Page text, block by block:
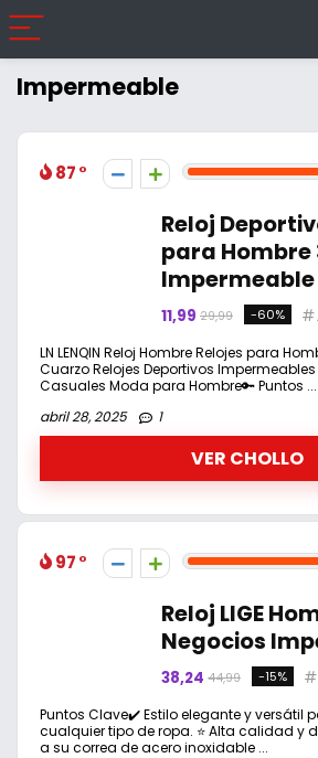
Impermeable
87
Reloj
para Hombre
Impermeable
11,99 29,99 -60%
LN LENQIN Reloj Hombre Relojes para
Cuarzo Relojes Deportivos Impermeables
Casuales Moda para Hombre🔑 Puntos ...
abril 28, 2025
1
VER CHOLLO
97
Reloj LIGE
Negocios
38,24 44,99 -15%
Puntos Clave✔️ Estilo elegante y versátil
cualquier tipo de ropa. ⭐ Alta calidad y
a su correa de acero inoxidable ...